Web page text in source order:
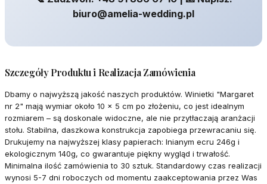
biuro@amelia-wedding.pl
Szczegóły Produktu i Realizacja Zamówienia
Dbamy o najwyższą jakość naszych produktów. Winietki "Margaret
nr 2" mają wymiar około 10 x 5 cm po złożeniu, co jest idealnym
rozmiarem – są doskonale widoczne, ale nie przytłaczają aranżacji
stołu. Stabilna, daszkowa konstrukcja zapobiega przewracaniu się.
Drukujemy na najwyższej klasy papierach: lnianym ecru 246g i
ekologicznym 140g, co gwarantuje piękny wygląd i trwałość.
Minimalna ilość zamówienia to 30 sztuk. Standardowy czas realizacji
wynosi 5-7 dni roboczych od momentu zaakceptowania przez Was